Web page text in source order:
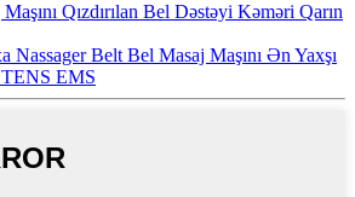
Qızdırılan Bel Dəstəyi Kəməri Qarın
Nassager Belt Bel Masaj Maşını Ən Yaxşı
TENS EMS